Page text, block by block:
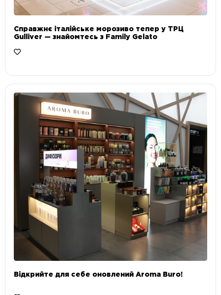
Справжнє італійське морозиво тепер у ТРЦ
Gulliver — знайомтесь з Family Gelato
Відкрийте для себе оновлений Aroma Buro! ⠀